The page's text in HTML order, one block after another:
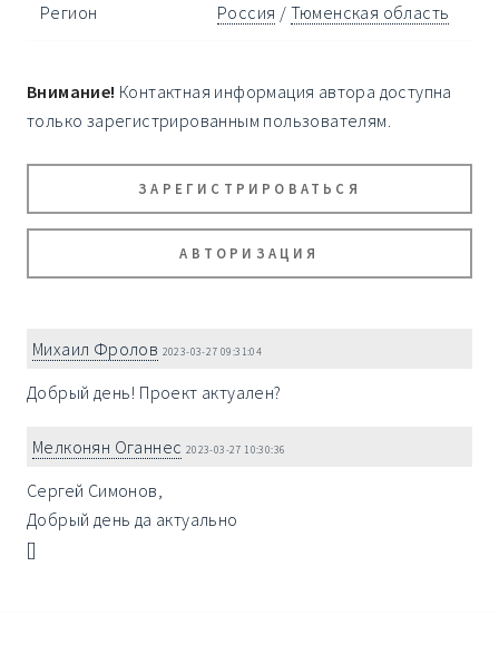
Регион Россия / Тюменская область
Внимание! Контактная информация автора доступна
только зарегистрированным пользователям.
ЗАРЕГИСТРИРОВАТЬСЯ
АВТОРИЗАЦИЯ
Михаил Фролов 2023-03-27 09:31:04
Добрый день! Проект актуален?
Мелконян Оганнес 2023-03-27 10:30:36
Сергей Симонов,
Добрый день да актуально
[]